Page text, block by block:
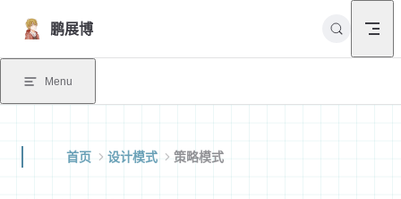
Skip to content
鹏展博
Menu
首页 设计模式 策略模式